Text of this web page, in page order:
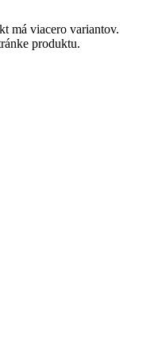
má viacero variantov.
produktu.